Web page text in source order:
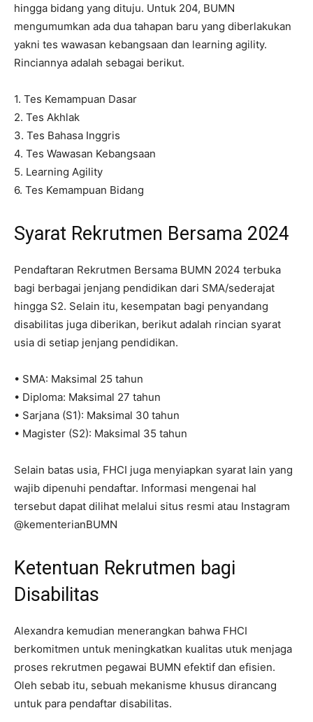
hingga bidang yang dituju. Untuk 204, BUMN
mengumumkan ada dua tahapan baru yang diberlakukan
yakni tes wawasan kebangsaan dan learning agility.
Rinciannya adalah sebagai berikut.
1. Tes Kemampuan Dasar
2. Tes Akhlak
3. Tes Bahasa Inggris
4. Tes Wawasan Kebangsaan
5. Learning Agility
6. Tes Kemampuan Bidang
Syarat Rekrutmen Bersama 2024
Pendaftaran Rekrutmen Bersama BUMN 2024 terbuka
bagi berbagai jenjang pendidikan dari SMA/sederajat
hingga S2. Selain itu, kesempatan bagi penyandang
disabilitas juga diberikan, berikut adalah rincian syarat
usia di setiap jenjang pendidikan.
• SMA: Maksimal 25 tahun
• Diploma: Maksimal 27 tahun
• Sarjana (S1): Maksimal 30 tahun
• Magister (S2): Maksimal 35 tahun
Selain batas usia, FHCI juga menyiapkan syarat lain yang
wajib dipenuhi pendaftar. Informasi mengenai hal
tersebut dapat dilihat melalui situs resmi atau Instagram
@kementerianBUMN
Ketentuan Rekrutmen bagi
Disabilitas
Alexandra kemudian menerangkan bahwa FHCI
berkomitmen untuk meningkatkan kualitas utuk menjaga
proses rekrutmen pegawai BUMN efektif dan efisien.
Oleh sebab itu, sebuah mekanisme khusus dirancang
untuk para pendaftar disabilitas.